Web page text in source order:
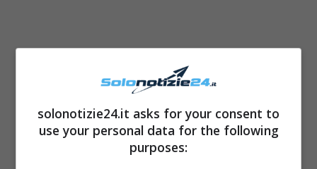
solonotizie24.it asks for your consent to
use your personal data for the following
purposes: